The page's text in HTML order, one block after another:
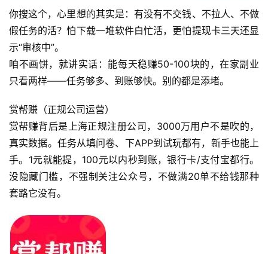
你搜这个，心里想的其实是：有没有不交钱、不拉人、不做
假任务的活？怕下载一堆软件白忙活，更怕提现卡三天还显
示“审核中”。
咱不画饼，就讲实话：能每天稳赚50-100块的，在家副业
只看两样——任务够多、到账够快。别的都是添堵。
赏帮赚（正规公司运营）
赏帮赚背后是上海正规注册公司，3000万用户不是吹的，
真实数据。任务从填问卷、下APP到试玩都有，新手也能上
手。1元就能提，100元以内秒到账，银行卡/支付宝都行。
没隐藏门槛，不强制关注公众号，不做满20单不给钱那种
套路它没有。